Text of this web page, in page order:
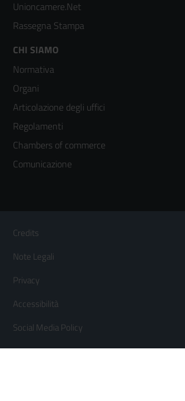
Unioncamere.Net
Rassegna Stampa
Footer
menù
colonna
3
CHI SIAMO
Normativa
Organi
Articolazione degli uffici
Regolamenti
Chambers of commerce
Comunicazione
Footer
Menù
orizzontale
Credits
Note Legali
Privacy
Accessibilità
Social Media Policy